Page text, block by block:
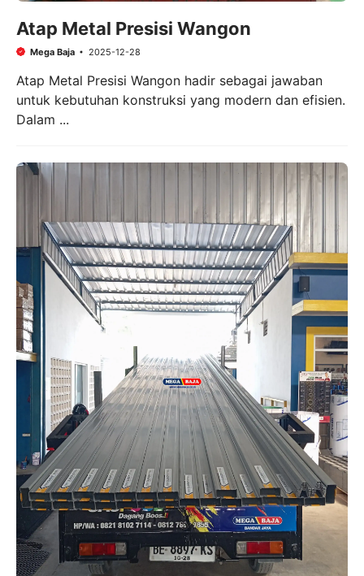
Atap Metal Presisi Wangon
Mega Baja 2025-12-28
Atap Metal Presisi Wangon hadir sebagai jawaban
untuk kebutuhan konstruksi yang modern dan efisien.
Dalam ...